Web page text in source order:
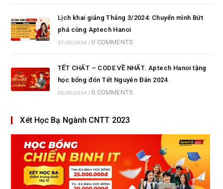
Lịch khai giảng Tháng 3/2024: Chuyển mình Bứt
phá cùng Aptech Hanoi
27/02/2024 / 0 COMMENTS
TẾT CHẤT – CODE VỀ NHẤT. Aptech Hanoi tặng
học bổng đón Tết Nguyên Đán 2024
05/02/2024 / 0 COMMENTS
Xét Học Bạ Ngành CNTT 2023